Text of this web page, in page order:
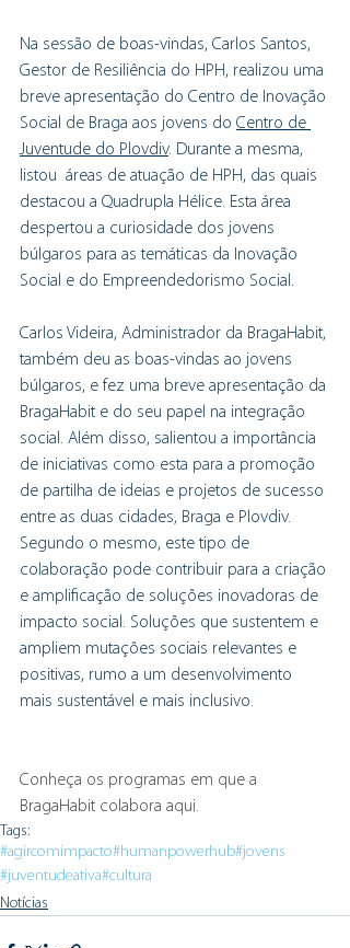
Na sessão de boas-vindas, Carlos Santos,
Gestor de Resiliência do HPH, realizou uma
breve apresentação do Centro de Inovação
Social de Braga aos jovens do Centro de
Juventude do Plovdiv. Durante a mesma,
listou  áreas de atuação de HPH, das quais
destacou a Quadrupla Hélice. Esta área
despertou a curiosidade dos jovens
búlgaros para as temáticas da Inovação
Social e do Empreendedorismo Social.
Carlos Videira, Administrador da BragaHabit,
também deu as boas-vindas ao jovens
búlgaros, e fez uma breve apresentação da
BragaHabit e do seu papel na integração
social. Além disso, salientou a importância
de iniciativas como esta para a promoção
de partilha de ideias e projetos de sucesso
entre as duas cidades, Braga e Plovdiv.
Segundo o mesmo, este tipo de
colaboração pode contribuir para a criação
e amplificação de soluções inovadoras de
impacto social. Soluções que sustentem e
ampliem mutações sociais relevantes e
positivas, rumo a um desenvolvimento
mais sustentável e mais inclusivo.
Conheça os programas em que a
BragaHabit colabora aqui.
Tags:
#agircomimpacto#humanpowerhub#jovens
#juventudeativa#cultura
Notícias